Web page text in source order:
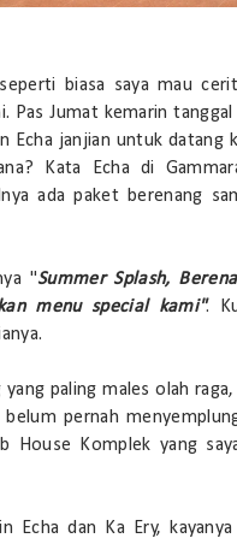
biasa saya mau
Pas Jumat kemarin
Echa janjian untuk datang
Kata Echa di
ada paket berenang
"Summer Splash,
menu special kami".
yang paling males olah
belum pernah
House Komplek yang
Echa dan Ka Ery,